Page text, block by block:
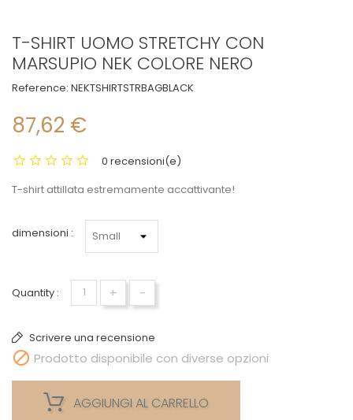
T-SHIRT UOMO STRETCHY CON
MARSUPIO NEK COLORE NERO
Reference: NEKTSHIRTSTRBAGBLACK
87,62 €
0 recensioni(e)
T-shirt attillata estremamente accattivante!
dimensioni :
Quantity : + -
Scrivere una recensione
 Prodotto disponibile con diverse opzioni
AGGIUNGI AL CARRELLO